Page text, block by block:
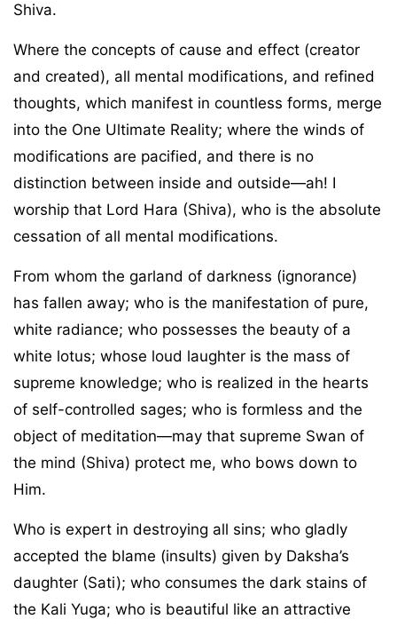
Shiva.
Where the concepts of cause and effect (creator
and created), all mental modifications, and refined
thoughts, which manifest in countless forms, merge
into the One Ultimate Reality; where the winds of
modifications are pacified, and there is no
distinction between inside and outside—ah! I
worship that Lord Hara (Shiva), who is the absolute
cessation of all mental modifications.
From whom the garland of darkness (ignorance)
has fallen away; who is the manifestation of pure,
white radiance; who possesses the beauty of a
white lotus; whose loud laughter is the mass of
supreme knowledge; who is realized in the hearts
of self-controlled sages; who is formless and the
object of meditation—may that supreme Swan of
the mind (Shiva) protect me, who bows down to
Him.
Who is expert in destroying all sins; who gladly
accepted the blame (insults) given by Daksha’s
daughter (Sati); who consumes the dark stains of
the Kali Yuga; who is beautiful like an attractive